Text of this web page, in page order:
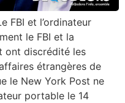
FBI et l’ordinateur
le FBI et la
ont discrédité les
étrangères de
le New York Post ne
portable le 14